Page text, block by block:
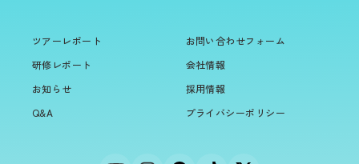
ツアーレポート
研修レポート
お知らせ
Q&A
お問い合わせフォーム
会社情報
採用情報
プライバシーポリシー